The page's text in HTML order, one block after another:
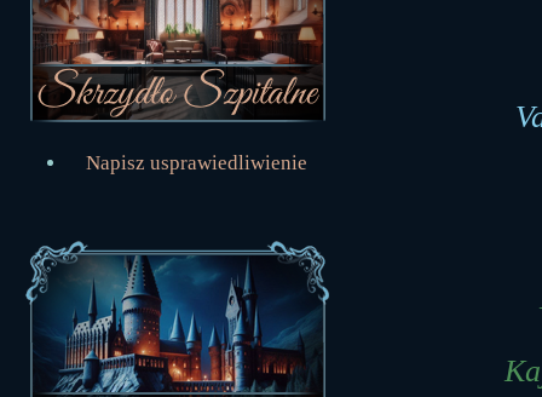
Napisz usprawiedliwienie